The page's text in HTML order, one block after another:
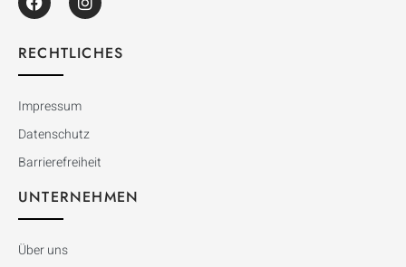
RECHTLICHES
Impressum
Datenschutz
Barrierefreiheit
UNTERNEHMEN
Über uns